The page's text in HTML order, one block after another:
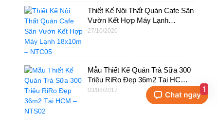
Thiết Kế Nội Thất Quán Cafe Sân
Vườn Kết Hợp Máy Lạnh
18x10m – NTC05
27/10/2020
Mẫu Thiết Kế Quán Trà Sữa 300
Triệu RiRo Đẹp 36m2 Tại HCM –
NTS02
03/08/2017 1